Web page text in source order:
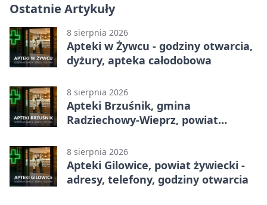
Ostatnie Artykuły
8 sierpnia 2026
Apteki w Żywcu - godziny otwarcia,
dyżury, apteka całodobowa
8 sierpnia 2026
Apteki Brzuśnik, gmina
Radziechowy-Wieprz, powiat
otwarcia
8 sierpnia 2026
Apteki Gilowice, powiat żywiecki -
adresy, telefony, godziny otwarcia